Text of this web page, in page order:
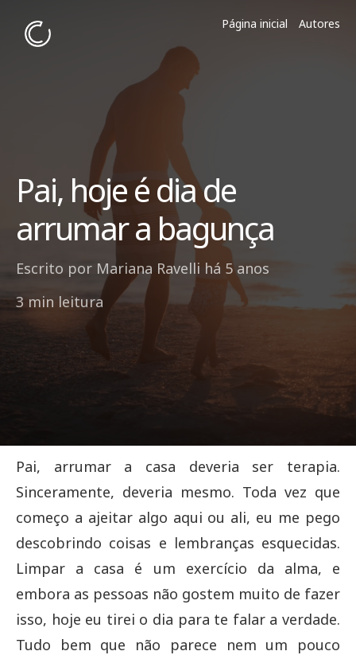
Página inicial Autores
Pai, hoje é dia de
arrumar a bagunça
Escrito por Mariana Ravelli há 5 anos
3 min leitura
Pai, arrumar a casa deveria ser terapia.
Sinceramente, deveria mesmo. Toda vez que
começo a ajeitar algo aqui ou ali, eu me pego
descobrindo coisas e lembranças esquecidas.
Limpar a casa é um exercício da alma, e
embora as pessoas não gostem muito de fazer
isso, hoje eu tirei o dia para te falar a verdade.
Tudo bem que não parece nem um pouco